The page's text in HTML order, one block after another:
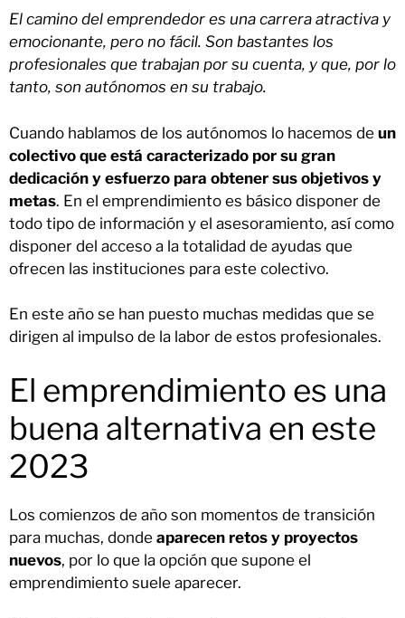
El camino del emprendedor es una carrera atractiva y
emocionante, pero no fácil. Son bastantes los
profesionales que trabajan por su cuenta, y que, por lo
tanto, son autónomos en su trabajo.
Cuando hablamos de los autónomos lo hacemos de un
colectivo que está caracterizado por su gran
dedicación y esfuerzo para obtener sus objetivos y
metas. En el emprendimiento es básico disponer de
todo tipo de información y el asesoramiento, así como
disponer del acceso a la totalidad de ayudas que
ofrecen las instituciones para este colectivo.
En este año se han puesto muchas medidas que se
dirigen al impulso de la labor de estos profesionales.
El emprendimiento es una
buena alternativa en este
2023
Los comienzos de año son momentos de transición
para muchas, donde aparecen retos y proyectos
nuevos, por lo que la opción que supone el
emprendimiento suele aparecer.